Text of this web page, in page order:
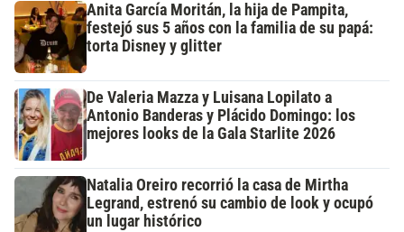
Anita García Moritán, la hija de Pampita,
festejó sus 5 años con la familia de su papá:
torta Disney y glitter
De Valeria Mazza y Luisana Lopilato a
Antonio Banderas y Plácido Domingo: los
mejores looks de la Gala Starlite 2026
Natalia Oreiro recorrió la casa de Mirtha
Legrand, estrenó su cambio de look y ocupó
un lugar histórico